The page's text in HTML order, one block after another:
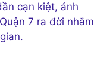
cạn kiệt, ảnh
7 ra đời nhằm